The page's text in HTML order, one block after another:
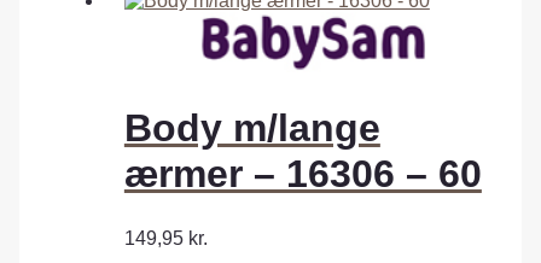
Body m/lange
ærmer – 16306 – 60
149,95 kr.